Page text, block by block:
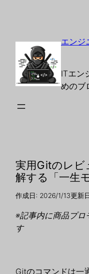
エンジ
ITエン
めのブ
実用Gitのレビ
解する「一生
作成日: 2026/1/13更新
※記事内に商品プロ
す
Gitのコマンドは一